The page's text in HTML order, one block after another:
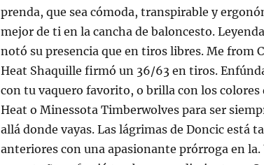
prenda, que sea cómoda, transpirable y
mejor de ti en la cancha de baloncesto.
notó su presencia que en tiros libres. Me from
Heat Shaquille firmó un 36/63 en tiros.
con tu vaquero favorito, o brilla con los
Heat o Minessota Timberwolves para ser
allá donde vayas. Las lágrimas de Doncic está
anteriores con una apasionante prórroga en la.